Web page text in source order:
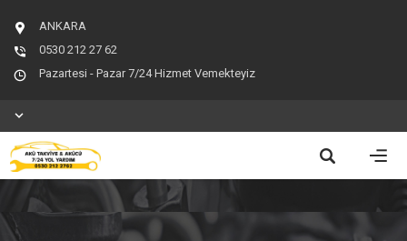
ANKARA
0530 212 27 62
Pazartesi - Pazar 7/24 Hizmet Vemekteyiz